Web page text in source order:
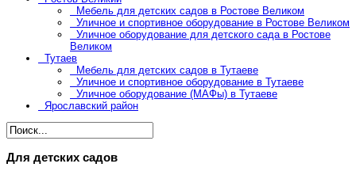
Мебель для детских садов в Ростове Великом
Уличное и спортивное оборудование в Ростове Великом
Уличное оборудование для детского сада в Ростове
Великом
Тутаев
Мебель для детских садов в Тутаеве
Уличное и спортивное оборудование в Тутаеве
Уличное оборудование (МАФы) в Тутаеве
Ярославский район
Для детских садов